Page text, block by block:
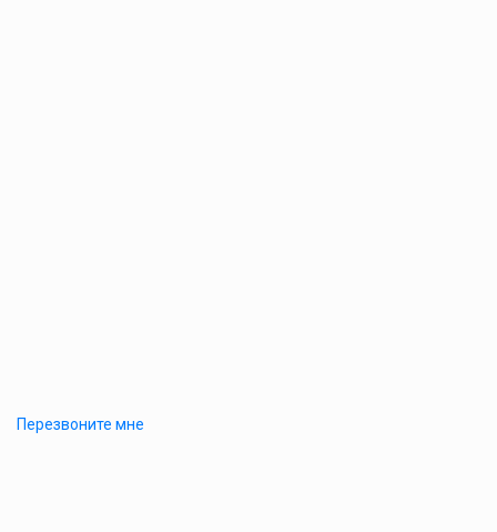
Перезвоните мне